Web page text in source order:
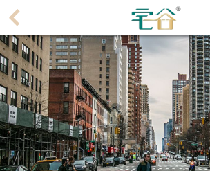
理
主
頁
搵
樓/
成
交